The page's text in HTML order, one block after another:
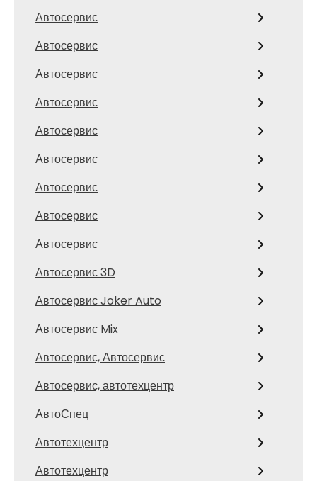
Автосервис
Автосервис
Автосервис
Автосервис
Автосервис
Автосервис
Автосервис
Автосервис
Автосервис
Автосервис 3D
Автосервис Joker Auto
Автосервис Mix
Автосервис, Автосервис
Автосервис, автотехцентр
АвтоСпец
Автотехцентр
Автотехцентр